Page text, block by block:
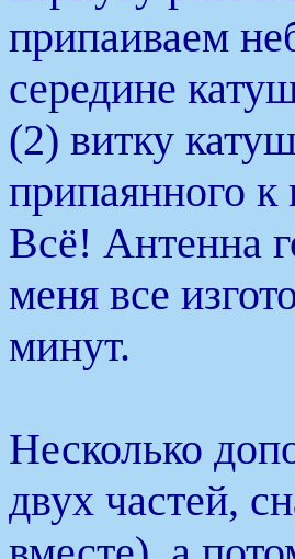
припаиваем
середине
(2) витку
припаянного к
Всё! Антенна
меня все
минут.
Несколько
двух частей,